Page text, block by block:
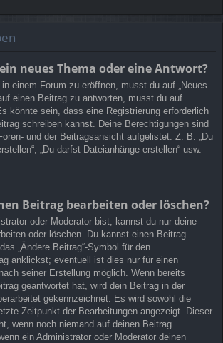
neues Thema oder eine Antwort?
einem Forum zu eröffnen, musst du auf „Neues
einen Beitrag zu antworten, musst du auf
könnte sein, dass eine Registrierung erforderlich
schreiben kannst. Deine Berechtigungen sind
und der Beitragsansicht aufgelistet. Z. B. „Du
„Du darfst Dateianhänge erstellen“ usw.
Beitrag bearbeiten oder löschen?
oder Moderator bist, kannst du nur deine
oder löschen. Du kannst einen Beitrag
„Ändere Beitrag“-Symbol für den
anklickst; eventuell ist dies nur für einen
seiner Erstellung möglich. Wenn bereits
geantwortet hat, wird dein Beitrag in der
gekennzeichnet. Es wird sowohl die
Zeitpunkt der Bearbeitungen angezeigt. Dieser
wenn noch niemand auf deinen Beitrag
ein Administrator oder Moderator deinen